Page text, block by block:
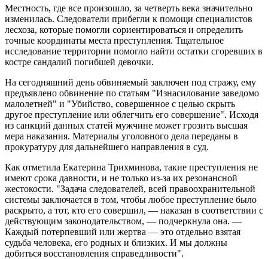
Местность, где все произошло, за четверть века значительно
изменилась. Следователи прибегли к помощи специалистов
лесхоза, которые помогли сориентироваться и определить
точные координаты места преступления. Тщательное
исследование территории помогло найти остатки сгоревших в
костре сандалий погибшей девочки.
На сегодняшний день обвиняемый заключен под стражу, ему
предъявлено обвинение по статьям "Изнасилование заведомо
малолетней" и "Убийство, совершенное с целью скрыть
другое преступление или облегчить его совершение". Исходя
из санкций данных статей мужчине может грозить высшая
мера наказания. Материалы уголовного дела переданы в
прокуратуру для дальнейшего направления в суд.
Как отметила Екатерина Трихминова, такие преступления не
имеют срока давности, и не только из-за их резонансной
жестокости. "Задача следователей, всей правоохранительной
системы заключается в том, чтобы любое преступление было
раскрыто, а тот, кто его совершил, — наказан в соответствии с
действующим законодательством, — подчеркнула она. —
Каждый потерпевший или жертва — это отдельно взятая
судьба человека, его родных и близких. И мы должны
добиться восстановления справедливости".